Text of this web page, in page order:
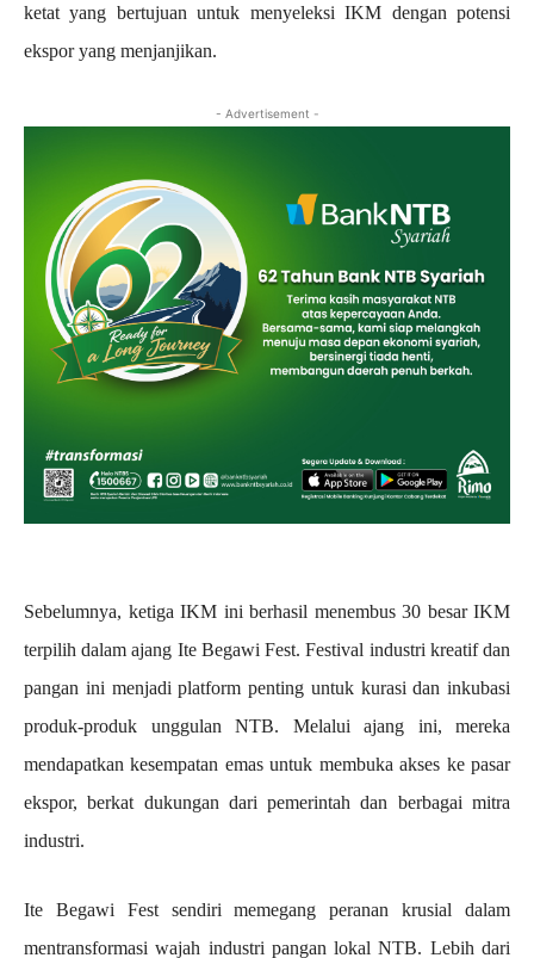
ketat yang bertujuan untuk menyeleksi IKM dengan potensi
ekspor yang menjanjikan.
- Advertisement -
Sebelumnya, ketiga IKM ini berhasil menembus 30 besar IKM
terpilih dalam ajang Ite Begawi Fest. Festival industri kreatif dan
pangan ini menjadi platform penting untuk kurasi dan inkubasi
produk-produk unggulan NTB. Melalui ajang ini, mereka
mendapatkan kesempatan emas untuk membuka akses ke pasar
ekspor, berkat dukungan dari pemerintah dan berbagai mitra
industri.
Ite Begawi Fest sendiri memegang peranan krusial dalam
mentransformasi wajah industri pangan lokal NTB. Lebih dari